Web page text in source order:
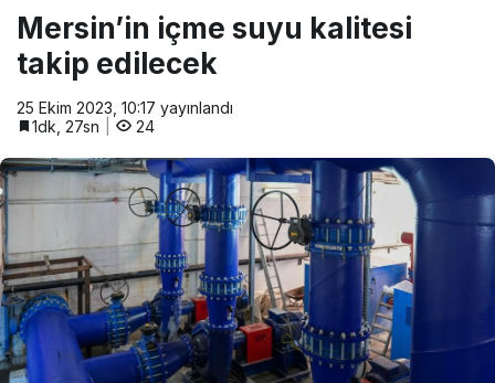
Mersin’in içme suyu kalitesi
takip edilecek
25 Ekim 2023, 10:17 yayınlandı
1dk, 27sn
24